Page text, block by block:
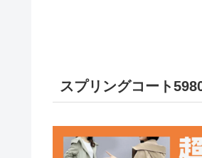
スプリングコート